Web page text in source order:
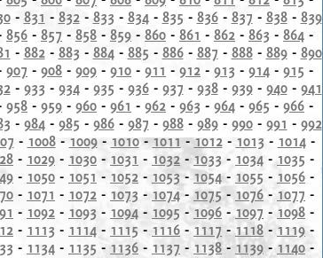
- 831 - 832- 833 - 834- 835 - 836- 837 - 838- 839
856 - 857 - 858 - 859 - 860 - 861 - 862 - 863 - 864 -
- 882- 883 - 884- 885 - 886- 887 - 888- 889- 890
907 - 908 - 909 - 910 - 911 - 912 - 913 - 914 - 915 -
- 933 - 934- 935 - 936- 937 - 938- 939- 940- 941
958 - 959 - 960 - 961 - 962 - 963 - 964 - 965 - 966 -
- 984- 985 - 986- 987 - 988- 989- 990- 991 - 992
- 1008- 1009- 1010-1011-1012- 1013- 1014-
- 1029 - 1030 - 1031 - 1032 -1033 - 1034 -1035 -
- 1050 - 1051 - 1052 - 1053 -1054- 1055 - 1056 -
- 1071 - 1072 - 1073 - 1074-1075 - 1076 - 1077 -
- 1092 - 1093 - 1094 - 1095 - 1096 - 1097 - 1098 -
- 1113 - 1114 - 1115 - 1116 -1117 - 1118 - 1119 -
- 1134 - 1135 - 1136 - 1137 - 1138 - 1139 -1140 -